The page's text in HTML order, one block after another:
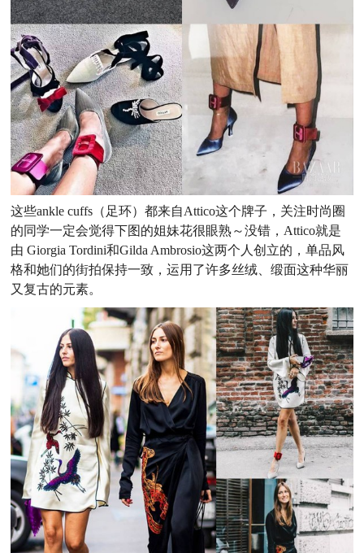
这些ankle cuffs（足环）都来自Attico这个牌子，关注时尚圈
的同学一定会觉得下图的姐妹花很眼熟～没错，Attico就是
由 Giorgia Tordini和Gilda Ambrosio这两个人创立的，单品风
格和她们的街拍保持一致，运用了许多丝绒、缎面这种华丽
又复古的元素。